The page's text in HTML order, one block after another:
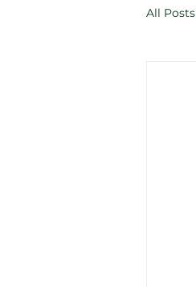
All Posts